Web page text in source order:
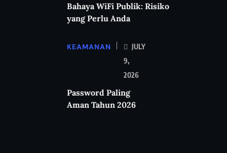
Bahaya WiFi Publik: Risiko
yang Perlu Anda
KEAMANAN
JULY
9,
2026
Password Paling
Aman Tahun 2026